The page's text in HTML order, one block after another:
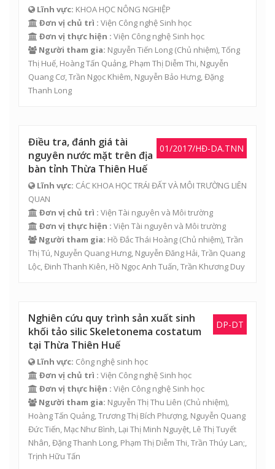
Lĩnh vực: KHOA HỌC NÔNG NGHIỆP
Đơn vị chủ trì : Viện Công nghệ Sinh học
Đơn vị thực hiện : Viện Công nghệ Sinh học
Người tham gia: Nguyễn Tiến Long (Chủ nhiệm),Tống
Thị Huế, Hoàng Tấn Quảng, Phạm Thị Diễm Thi, Nguyễn
Quang Cơ,Trần Ngọc Khiêm, Nguyễn Bảo Hưng,Đặng
Thanh Long
01/2017/HĐ-DA.TNN
Điều tra, đánh giá tài
nguyên nước mặt trên địa
bàn tỉnh Thừa Thiên Huế
Lĩnh vực: CÁC KHOA HỌC TRÁI ĐẤT VÀ MÔI TRƯỜNG LIÊN
QUAN
Đơn vị chủ trì : Viện Tài nguyên và Môi trường
Đơn vị thực hiện : Viện Tài nguyên và Môi trường
Người tham gia: Hồ Đắc Thái Hoàng (Chủ nhiệm),Trần
Thị Tú, Nguyễn Quang Hưng, Nguyễn Đăng Hải,Trần Quang
Lộc,Đinh Thanh Kiên, Hồ Ngọc Anh Tuấn, Trần Khương Duy
DP-DT
Nghiên cứu quy trình sản xuất sinh
khối tảo silic Skeletonema costatum
tại Thừa Thiên Huế
Lĩnh vực: Công nghệ sinh học
Đơn vị chủ trì : Viện Công nghệ Sinh học
Đơn vị thực hiện : Viện Công nghệ Sinh học
Người tham gia: Nguyễn Thị Thu Liên (Chủ nhiệm),
Hoàng Tấn Quảng, Trương Thị Bích Phượng, Nguyễn Quang
Đức Tiến, Mạc Như Bình, Lại Thị Minh Nguyệt, Lê Thị Tuyết
Nhân, Đặng Thanh Long, Phạm Thị Diễm Thi, Trần Thúy Lan;,
Trịnh Hữu Tấn